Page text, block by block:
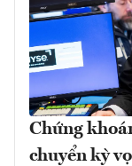
Chứng
chuyển kỳ